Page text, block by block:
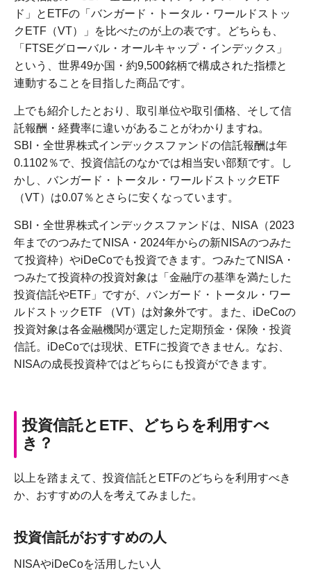
ド」とETFの「バンガード・トータル・ワールドストッ
クETF（VT）」を比べたのが上の表です。どちらも、
「FTSEグローバル・オールキャップ・インデックス」
という、世界49か国・約9,500銘柄で構成された指標と
連動することを目指した商品です。
上でも紹介したとおり、取引単位や取引価格、そして信
託報酬・経費率に違いがあることがわかりますね。
SBI・全世界株式インデックスファンドの信託報酬は年
0.1102％で、投資信託のなかでは相当安い部類です。し
かし、バンガード・トータル・ワールドストックETF
（VT）は0.07％とさらに安くなっています。
SBI・全世界株式インデックスファンドは、NISA（2023
年までのつみたてNISA・2024年からの新NISAのつみた
て投資枠）やiDeCoでも投資できます。つみたてNISA・
つみたて投資枠の投資対象は「金融庁の基準を満たした
投資信託やETF」ですが、バンガード・トータル・ワー
ルドストックETF （VT）は対象外です。また、iDeCoの
投資対象は各金融機関が選定した定期預金・保険・投資
信託。iDeCoでは現状、ETFに投資できません。なお、
NISAの成長投資枠ではどちらにも投資ができます。
投資信託とETF、どちらを利用すべ
き？
以上を踏まえて、投資信託とETFのどちらを利用すべき
か、おすすめの人を考えてみました。
投資信託がおすすめの人
NISAやiDeCoを活用したい人